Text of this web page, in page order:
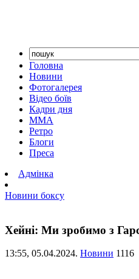
Головна
Новини
Фотогалерея
Відео боїв
Кадри дня
ММА
Ретро
Блоги
Преса
Адмінка
Новини боксу
Хейні: Ми зробимо з
13:55, 05.04.2024. Новини 1116